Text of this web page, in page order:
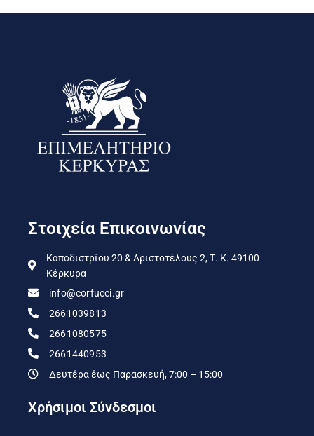
Στοιχεία Επικοινωνίας
Καποδιστρίου 20 & Αριστοτέλους 2, Τ. Κ. 49100
Κέρκυρα
info@corfucci.gr
2661039813
2661080575
2661440953
Δευτέρα έως Παρασκευή, 7:00 – 15:00
Χρήσιμοι Σύνδεσμοι